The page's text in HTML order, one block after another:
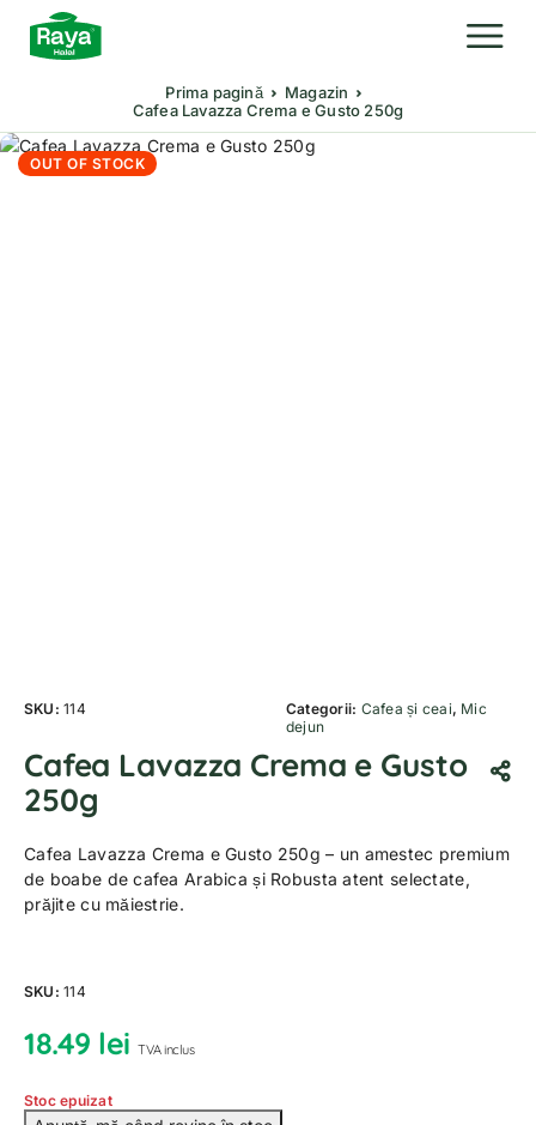
Prima pagină
Magazin
Cafea Lavazza Crema e Gusto 250g
OUT OF STOCK
SKU:114 Categorii: Cafea și ceai, Mic
dejun
Cafea Lavazza Crema e Gusto
250g
Cafea Lavazza Crema e Gusto 250g – un amestec premium
de boabe de cafea Arabica și Robusta atent selectate,
prăjite cu măiestrie.
SKU:114
18.49 lei TVA inclus
Stoc epuizat